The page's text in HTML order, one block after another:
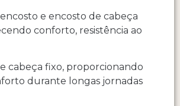
e encosto de cabeça
conforto, resistência ao
cabeça fixo, proporcionando
durante longas jornadas